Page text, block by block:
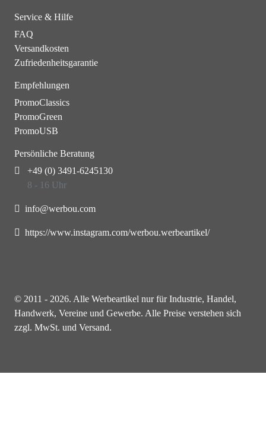
Service & Hilfe
FAQ
Versandkosten
Zufriedenheitsgarantie
Empfehlungen
PromoClassics
PromoGreen
PromoUSB
Persönliche Beratung
+49 (0) 3491-6245130
8 - 16 Uhr
info@werbou.com
https://www.instagram.com/werbou.werbeartikel/
© 2011 - 2026. Alle Werbeartikel nur für Industrie, Handel,
Handwerk, Vereine und Gewerbe. Alle Preise verstehen sich
zzgl. MwSt. und Versand.